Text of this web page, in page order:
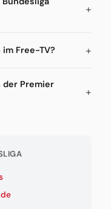
Free-TV?
der Premier